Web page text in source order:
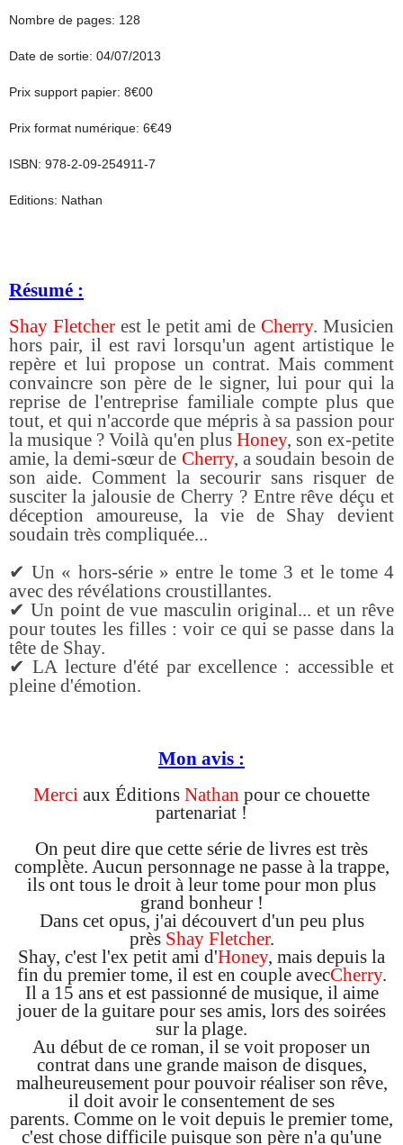
Nombre de pages: 128
Date de sortie: 04/07/2013
Prix support papier: 8€00
Prix format numérique: 6€49
ISBN: 978-2-09-254911-7
Editions: Nathan
Résumé :
Shay Fletcherest le petit ami deCherry. Musicien
hors pair, il est ravi lorsqu'un agent artistique le
repère et lui propose un contrat. Mais comment
convaincre son père de le signer, lui pour qui la
reprise de l'entreprise familiale compte plus que
tout, et qui n'accorde que mépris à sa passion pour
la musique ? Voilà qu'en plus Honey, son ex-petite
amie, la demi-sœur de Cherry, a soudain besoin de
son aide. Comment la secourir sans risquer de
susciter la jalousie de Cherry ? Entre rêve déçu et
déception amoureuse, la vie de Shay devient
soudain très compliquée...
✔Un « hors-série » entre le tome 3 et le tome 4
avec des révélations croustillantes.
✔Un point de vue masculin original... et un rêve
pour toutes les filles : voir ce qui se passe dans la
tête de Shay.
✔LA lecture d'été par excellence : accessible et
pleine d'émotion.
Mon avis :
Merci aux Éditions Nathan pour ce chouette
partenariat !
On peut dire que cette série de livres est très
complète. Aucun personnage ne passe à la trappe,
ils ont tous le droit à leur tome pour mon plus
grand bonheur !
Dans cet opus, j'ai découvert d'un peu plus
près Shay Fletcher.
Shay, c'est l'ex petit ami d'Honey, mais depuis la
fin du premier tome, il est en couple avecCherry.
Il a 15 ans et est passionné de musique, il aime
jouer de la guitare pour ses amis, lors des soirées
sur la plage.
Au début de ce roman, il se voit proposer un
contrat dans une grande maison de disques,
malheureusement pour pouvoir réaliser son rêve,
il doit avoir le consentement de ses
parents. Comme on le voit depuis le premier tome,
c'est chose difficile puisque son père n'a qu'une